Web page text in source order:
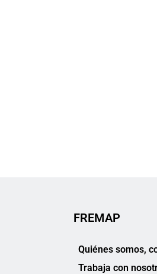
FREMAP
Quiénes somos,
Trabaja con